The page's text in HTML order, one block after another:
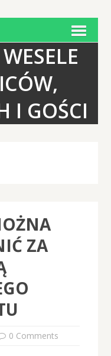
I GOŚCI
ZA
0 Comments